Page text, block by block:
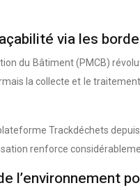
via les
du Bâtiment (PMCB)
la collecte et le
Trackdéchets
renforce
l’environnement